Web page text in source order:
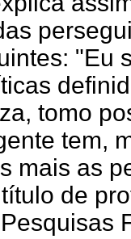
"Eu
tomo
tem,
mais as
de